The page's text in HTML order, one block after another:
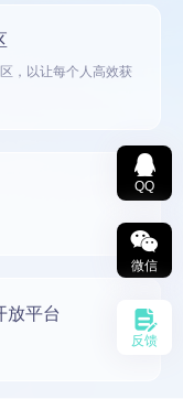
，以让每个人高效获
放平台
QQ
微信
反馈